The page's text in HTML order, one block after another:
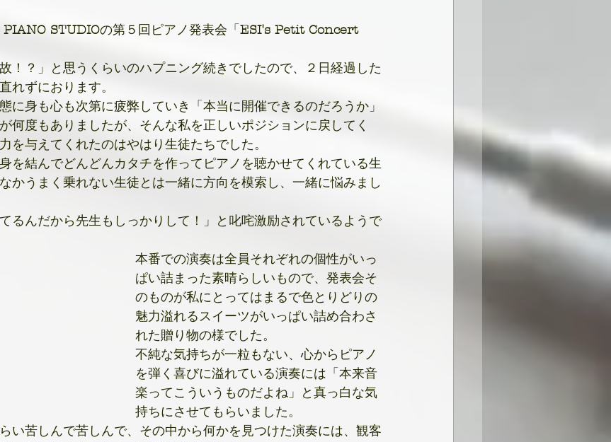
PIANO STUDIOの第５回ピアノ発表会「 ESI's Petit Concert
！？」と思うくらいのハプニング続きでしたので、２日経過した
れずにおります。
に身も心も次第に疲弊していき「本当に開催できるのだろうか」
何度もありましたが、そんな私を正しいポジションに戻してく
を与えてくれたのはやはり生徒たちでした。
を結んでどんどんカタチを作ってピアノを聴かせてくれている生
かうまく乗れない生徒とは一緒に方向を模索し、一緒に悩みまし
るんだから先生もしっかりして！」と叱咤激励されているようで
本番での演奏は全員それぞれの個性がいっ
ぱい詰まった素晴らしいもので、発表会そ
のものが私にとってはまるで色とりどりの
魅力溢れるスイーツがいっぱい詰め合わさ
れた贈り物の様でした。
不純な気持ちが一粒もない、心からピアノ
を弾く喜びに溢れている演奏には「本来音
楽ってこういうものだよね」と真っ白な気
持ちにさせてもらいました。
い苦しんで苦しんで、その中から何かを見つけた演奏には、観客